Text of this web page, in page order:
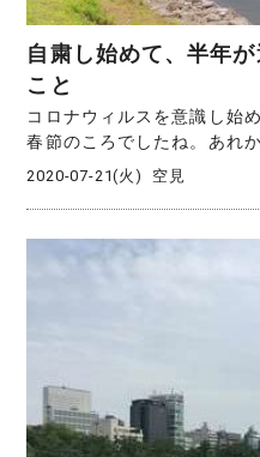
自粛し始めて、半年
こと
コロナウィルスを意識し始
春節のころでしたね。あれ
2020-07-21(火) 空見